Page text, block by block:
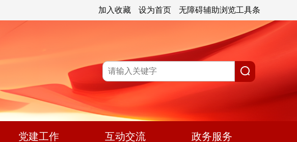
无障碍辅助浏览工具条
设为首页
加入收藏
党建工作 互动交流 政务服务